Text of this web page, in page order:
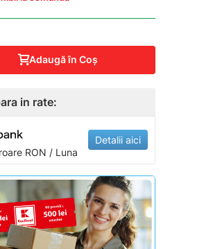
Adaugă în Coş
in rate:
RON / Luna
Detalii aici